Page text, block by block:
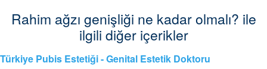
Rahim ağzı genişliği ne kadar olmalı? ile
ilgili diğer içerikler
Türkiye Pubis Estetiği - Genital Estetik Doktoru